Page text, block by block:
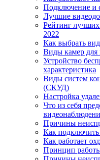
Подключение и
Лучшие
Рейтинг
2022
Как выбрать
Виды камер для
Устройство
характеристика
Виды систем
(СКУД)
Настройка
Что из себя
Причины
Как подключить
Как работает
Принцип